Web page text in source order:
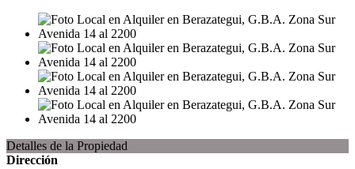
Detalles de la Propiedad
Dirección